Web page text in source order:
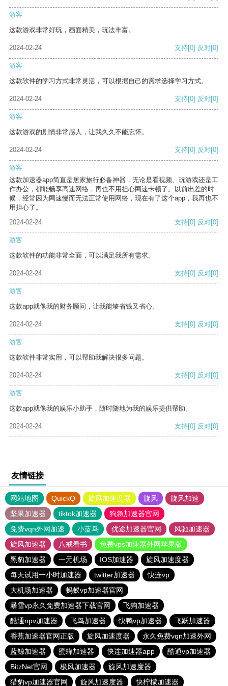
游客
这款游戏非常好玩，画面精美，玩法丰富。
2024-02-24 支持[0] 反对[0]
游客
这款软件的学习方式非常灵活，可以根据自己的需求选择学习方式。
2024-02-24 支持[0] 反对[0]
游客
这款游戏的剧情非常感人，让我久久不能忘怀。
2024-02-24 支持[0] 反对[0]
游客
这款加速器app简直是居家旅行必备神器，无论是看视频、玩游戏还是工
作办公，都能畅享高速网络，再也不用担心网速卡顿了。以前出差的时
候，经常因为网速慢而无法正常使用网络，现在有了这个app，我再也不
用担心了。
2024-02-24
支持[0] 反对[0]
游客
这款软件的功能非常全面，可以满足我所有需求。
2024-02-24 支持[0] 反对[0]
游客
这款app就像我的财务顾问，让我能够省钱又省心。
2024-02-24 支持[0] 反对[0]
游客
这款软件非常实用，可以帮助我解决很多问题。
2024-02-24 支持[0] 反对[0]
游客
这款app就像我的娱乐小助手，随时随地为我的娱乐提供帮助。
2024-02-24 支持[0] 反对[0]
友情链接
网站地图 QuickQ 旋风加速度器 旋风
旋风加速
坚果加速器
tiktok加速器
狗急加速器官网
免费vqn外网加速
小蓝鸟 优途加速器官网
风驰加速器
旋风加速器
八戒看书
免费vps加速器外网苹果版
黑豹加速器
一元机场 IOS加速器
旋风加速度器
每天试用一小时加速器
twitter加速器
快连vp
大机场加速器
蚂蚁vp加速器官网
暴雪vp永久免费加速器下载官网
飞狗加速器
酷通npv加速器
飞鸟加速器 快鸭vp加速器
飞跃加速器
香蕉加速器官网正版
旋风加速度器
永久免费vqn加速外网
蓝鲸加速器
蜜蜂加速器 快连加速器app
酷通vp加速器
BitzNet官网
极风加速器
旋风加速度器
猎豹vp加速器官网
旋风加速度器 快柠檬加速器